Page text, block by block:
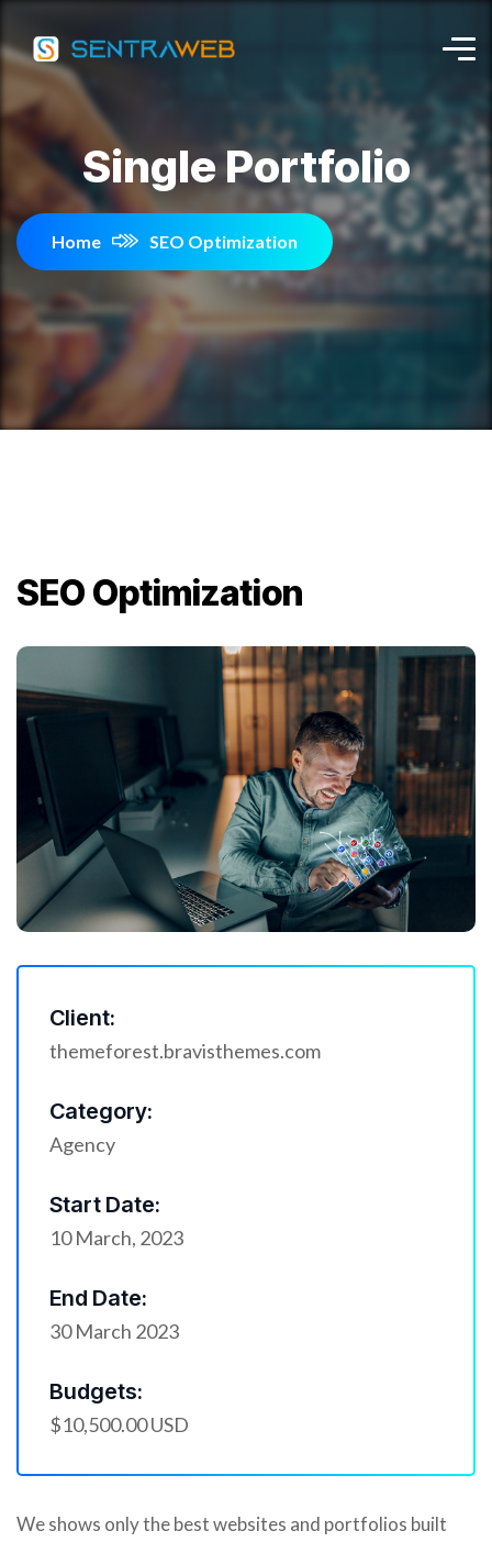
Single Portfolio
Home SEO Optimization
SEO Optimization
Client:
themeforest.bravisthemes.com
Category:
Agency
Start Date:
10 March, 2023
End Date:
30 March 2023
Budgets:
$10,500.00 USD
We shows only the best websites and portfolios built